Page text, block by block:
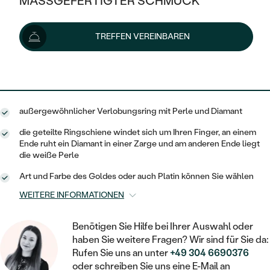
KLASSISCH
V-FORM
VINTAGE
AUSSERGEWÖHNLICHE
VON HAND GRAVIERTE
MIT MEHREREN DIAMANTEN
HALO
VINTAGE
IM SET
GESTALTE EINEN RING
WÄHLE EINEN RING
DIAMANTEN ZUM EINFASSEN
AUSVERKAUF
WENN SCHMUCK HILFT
NACH TYP
OHRRINGE
RINGE
ANHÄNGER / KETTEN
ARMBÄNDER
SCHMUCKSET
HERRENSCHMUCK
PLATIN
OHRSTECKER
CREOLEN
MINIMALISTISCHE
OHRHÄNGER
HERZ
GOLD
SILBER
NACH STYL
SOLITÄR
ZUR GEBURT EINES KINDES
PERSONALISIERT
MIT STERNZEICHEN
MINIMALISTISCH
AUSVERKAUF
GOLD
SILBER
PLATIN
MINIMALISTISCHE
TREFFEN VEREINBAREN
560 €
Lieferoptionen
außergewöhnlicher Verlobungsring mit Perle und Diamant
die geteilte Ringschiene windet sich um Ihren Finger, an einem
Ende ruht ein Diamant in einer Zarge und am anderen Ende liegt
die weiße Perle
Art und Farbe des Goldes oder auch Platin können Sie wählen
WEITERE INFORMATIONEN
Benötigen Sie Hilfe bei Ihrer Auswahl oder
haben Sie weitere Fragen? Wir sind für Sie da:
Rufen Sie uns an unter+49 304 6690376
oder schreiben Sie uns eine E-Mail an